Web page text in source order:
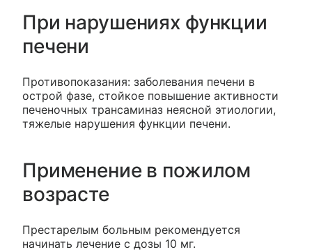
При нарушениях функции
печени
Противопоказания: заболевания печени в
острой фазе, стойкое повышение активности
печеночных трансаминаз неясной этиологии,
тяжелые нарушения функции печени.
Применение в пожилом
возрасте
Престарелым больным рекомендуется
начинать лечение с дозы 10 мг.